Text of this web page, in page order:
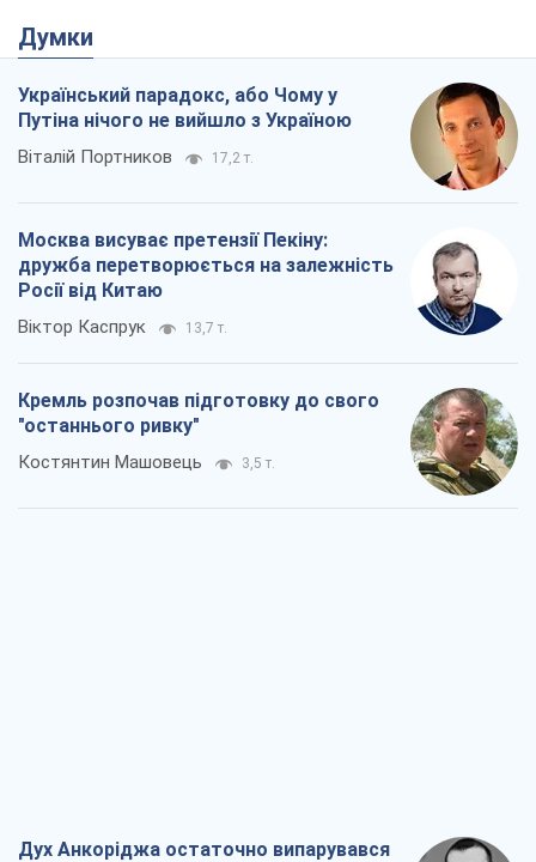
Думки
Український парадокс, або Чому у
Путіна нічого не вийшло з Україною
Віталій Портников 17,2 т.
Москва висуває претензії Пекіну:
дружба перетворюється на залежність
Росії від Китаю
Віктор Каспрук 13,7 т.
Кремль розпочав підготовку до свого
"останнього ривку"
Костянтин Машовець 3,5 т.
Дух Анкоріджа остаточно випарувався